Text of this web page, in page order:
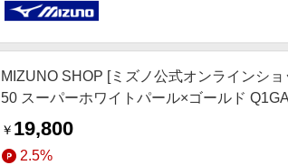
MIZUNO SHOP [ミズノ公式オンラインシ
50 スーパーホワイトパール×ゴールド
￥ 19,800
2.5%